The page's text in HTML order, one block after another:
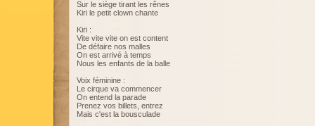
Sur le siège tirant les rênes
Kiri le petit clown chante
Kiri :
Vite vite vite on est content
De défaire nos malles
On est arrivé à temps
Nous les enfants de la balle
Voix féminine :
Le cirque va commencer
On entend la parade
Prenez vos billets, entrez
Mais c'est la bousculade